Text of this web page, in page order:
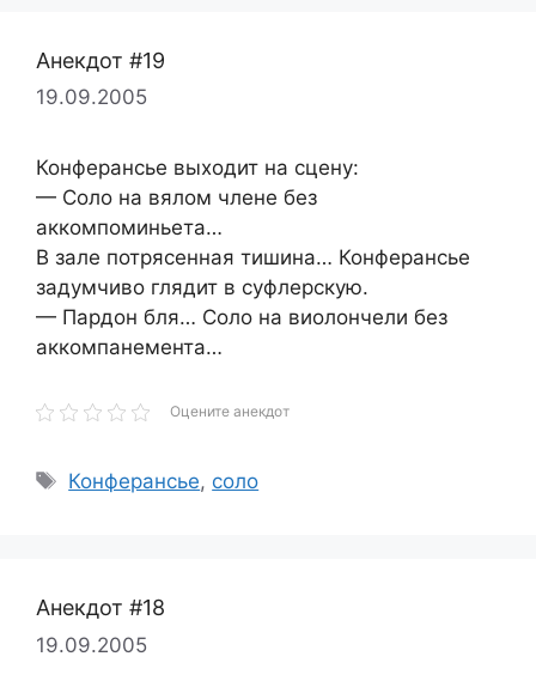
Анекдот #19
19.09.2005
Конферансье выходит на сцену:
— Соло на вялом члене без
аккомпоминьета…
В зале потрясенная тишина… Конферансье
задумчиво глядит в суфлерскую.
— Пардон бля… Соло на виолончели без
аккомпанемента…
Оцените анекдот
Метки
Конферансье, соло
Анекдот #18
19.09.2005